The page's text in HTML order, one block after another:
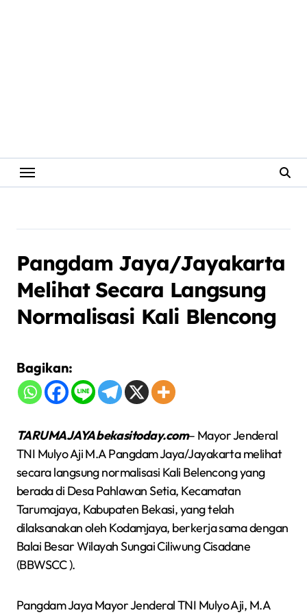
Pangdam Jaya/Jayakarta
Melihat Secara Langsung
Normalisasi Kali Blencong
Bagikan:
TARUMAJAYA bekasitoday.com– Mayor Jenderal
TNI Mulyo Aji M.A Pangdam Jaya/Jayakarta melihat
secara langsung normalisasi Kali Belencong yang
berada di Desa Pahlawan Setia, Kecamatan
Tarumajaya, Kabupaten Bekasi, yang telah
dilaksanakan oleh Kodamjaya, berkerja sama dengan
Balai Besar Wilayah Sungai Ciliwung Cisadane
(BBWSCC ).
Pangdam Jaya Mayor Jenderal TNI Mulyo Aji, M.A